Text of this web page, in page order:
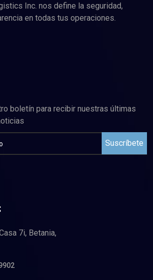
Inc. nos define la seguridad,
en todas tus operaciones.
boletín para recibir nuestras últimas
Suscríbete
7i, Betania,